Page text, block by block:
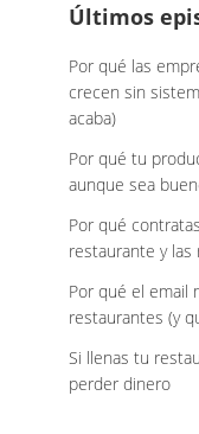
Últimos
Por qué las
crecen sin
acaba)
Por qué tu
aunque sea
Por qué
restaurante y las
Por qué el email
restaurantes (y
Si llenas tu
perder dinero